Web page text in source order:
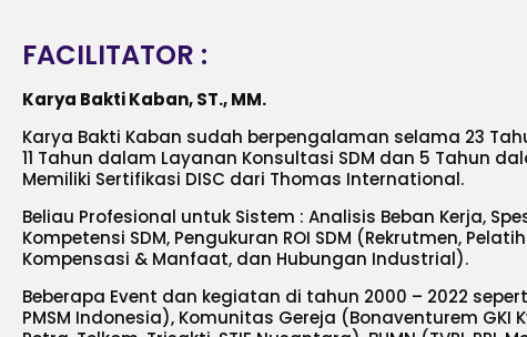
FACILITATOR :
Karya Bakti Kaban, ST., MM.
Karya Bakti Kaban sudah berpengalaman selama 23
11 Tahun dalam Layanan Konsultasi SDM dan 5 Tahun
Memiliki Sertifikasi DISC dari Thomas International.
Beliau Profesional untuk Sistem : Analisis Beban Kerja,
Kompetensi SDM, Pengukuran ROI SDM (Rekrutmen,
Kompensasi & Manfaat, dan Hubungan Industrial).
Beberapa Event dan kegiatan di tahun 2000 – 2022
PMSM Indonesia), Komunitas Gereja (Bonaventurem GKI